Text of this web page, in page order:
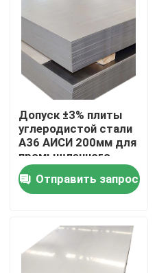
Допуск ±3% плиты
углеродистой стали
А36 АИСИ 200мм для
промышленного
использования
Отправить запрос